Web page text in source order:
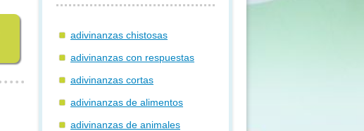
adivinanzas chistosas
adivinanzas con respuestas
adivinanzas cortas
adivinanzas de alimentos
adivinanzas de animales